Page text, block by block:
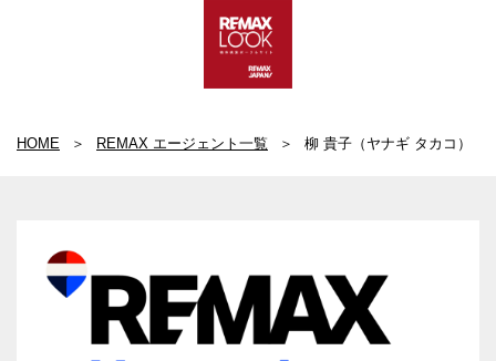
HOME REMAX エージェント一覧 柳 貴子（ヤナギ タカコ）